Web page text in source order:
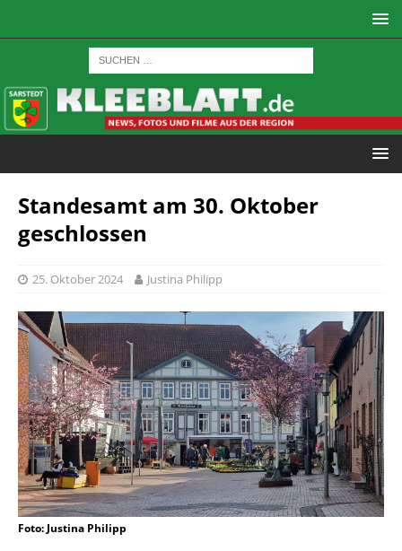
Standesamt am 30. Oktober
geschlossen
25. Oktober 2024 Justina Philipp
Foto: Justina Philipp